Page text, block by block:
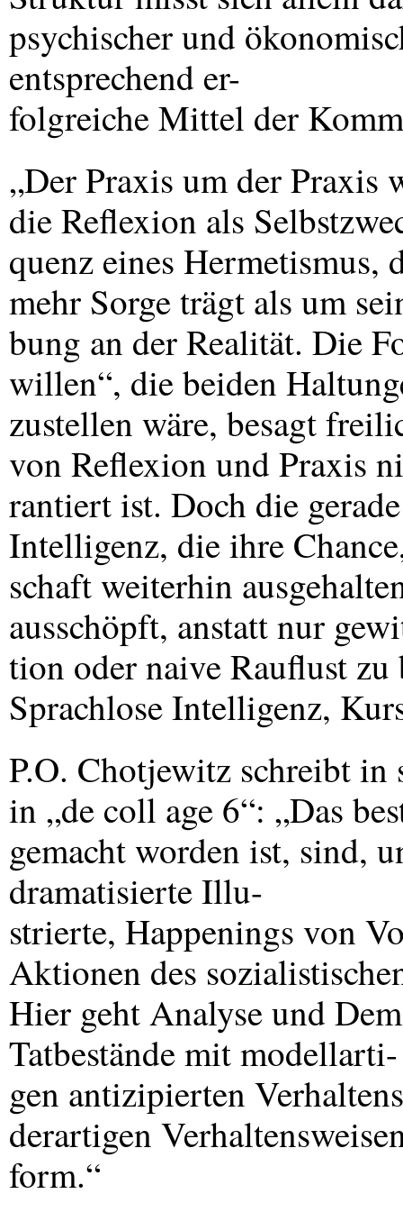
psychischer und
entsprechend er-
folgreiche Mittel der
„Der Praxis um der Praxis
die Reflexion als
quenz eines Hermetismus,
mehr Sorge trägt als um
bung an der Realität. Die
willen“, die beiden
zustellen wäre, besagt
von Reflexion und Praxis
rantiert ist. Doch die
Intelligenz, die ihre
schaft weiterhin
ausschöpft, anstatt nur
tion oder naive Rauflust
Sprachlose Intelligenz,
P.O. Chotjewitz schreibt in
in „de coll age 6“: „Das
gemacht worden ist, sind,
dramatisierte Illu-
strierte, Happenings von
Aktionen des
Hier geht Analyse und
Tatbestände mit modellarti-
gen antizipierten
derartigen
form.“